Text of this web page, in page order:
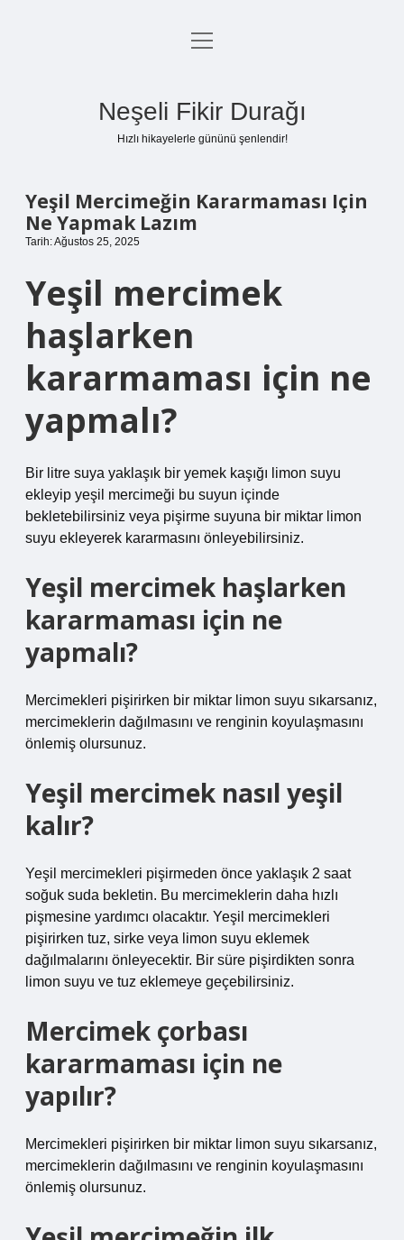
Anasayfa
menüyü
Neşeli Fikir Durağı
Hızlı hikayelerle gününü şenlendir!
Yeşil Mercimeğin Kararmaması Için
Ne Yapmak Lazım
Tarih: Ağustos 25, 2025
Yeşil mercimek
haşlarken
kararmaması için ne
yapmalı?
Bir litre suya yaklaşık bir yemek kaşığı limon suyu
ekleyip yeşil mercimeği bu suyun içinde
bekletebilirsiniz veya pişirme suyuna bir miktar limon
suyu ekleyerek kararmasını önleyebilirsiniz.
Yeşil mercimek haşlarken
kararmaması için ne
yapmalı?
Mercimekleri pişirirken bir miktar limon suyu sıkarsanız,
mercimeklerin dağılmasını ve renginin koyulaşmasını
önlemiş olursunuz.
Yeşil mercimek nasıl yeşil
kalır?
Yeşil mercimekleri pişirmeden önce yaklaşık 2 saat
soğuk suda bekletin. Bu mercimeklerin daha hızlı
pişmesine yardımcı olacaktır. Yeşil mercimekleri
pişirirken tuz, sirke veya limon suyu eklemek
dağılmalarını önleyecektir. Bir süre pişirdikten sonra
limon suyu ve tuz eklemeye geçebilirsiniz.
Mercimek çorbası
kararmaması için ne
yapılır?
Mercimekleri pişirirken bir miktar limon suyu sıkarsanız,
mercimeklerin dağılmasını ve renginin koyulaşmasını
önlemiş olursunuz.